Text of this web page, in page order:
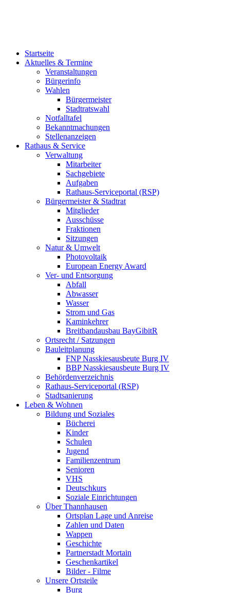
Startseite
Aktuelles & Termine
Veranstaltungen
Bürgerinfo
Wahlen
Bürgermeister
Stadtratswahl
Notfalltafel
Bekanntmachungen
Stellenanzeigen
Rathaus & Service
Verwaltung
Mitarbeiter
Sachgebiete
Aufgaben
Rathaus-Serviceportal (RSP)
Bürgermeister & Stadtrat
Mitglieder
Ausschüsse
Fraktionen
Sitzungen
Natur & Umwelt
Photovoltaik
European Energy Award
Ver- und Entsorgung
Abfall
Abwasser
Wasser
Strom und Gas
Kaminkehrer
Breitbandausbau BayGibitR
Ortsrecht / Satzungen
Bauleitplanung
FNP Nasskiesausbeute Burg IV
BBP Nasskiesausbeute Burg IV
Behördenverzeichnis
Rathaus-Serviceportal (RSP)
Stadtsanierung
Leben & Wohnen
Bildung und Soziales
Bücherei
Kinder
Schulen
Jugend
Familienzentrum
Senioren
VHS
Deutschkurs
Soziale Einrichtungen
Über Thannhausen
Ortsplan Lage und Anreise
Zahlen und Daten
Wappen
Geschichte
Partnerstadt Mortain
Geschenkartikel
Bilder - Filme
Unsere Ortsteile
Burg